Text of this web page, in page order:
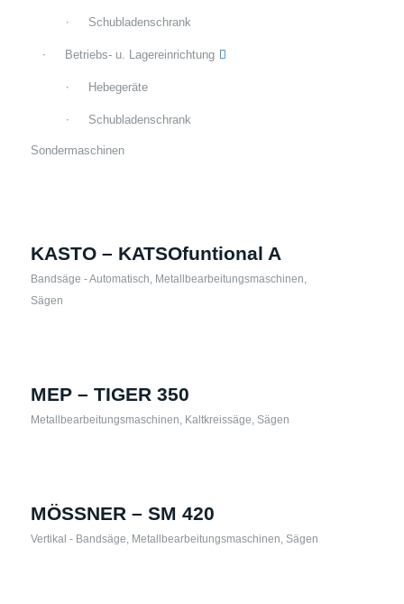
KASTO – KATSOfuntional A
Bandsäge - Automatisch, Metallbearbeitungsmaschinen,
Sägen
MEP – TIGER 350
Metallbearbeitungsmaschinen, Kaltkreissäge, Sägen
MÖSSNER – SM 420
Vertikal - Bandsäge, Metallbearbeitungsmaschinen, Sägen
Schubladenschrank
Betriebs- u. Lagereinrichtung
Hebegeräte
Schubladenschrank
Sondermaschinen